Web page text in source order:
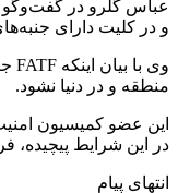
و در کلیت دارای
منطقه و در دنیا نشود.
این عضو کمیسیون
در این شرایط
انتهای پیام